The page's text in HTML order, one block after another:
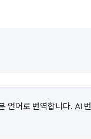
언어로 번역합니다. AI 번